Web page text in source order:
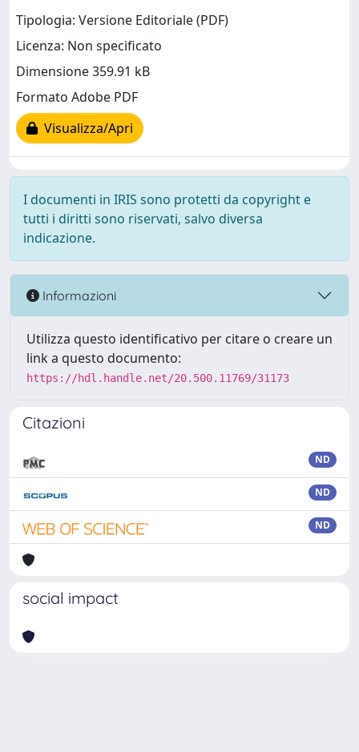
Tipologia: Versione Editoriale (PDF)
Licenza: Non specificato
Dimensione 359.91 kB
Formato Adobe PDF
Visualizza/Apri
I documenti in IRIS sono protetti da copyright e
tutti i diritti sono riservati, salvo diversa
indicazione.
Informazioni
Utilizza questo identificativo per citare o creare un
link a questo documento:
https://hdl.handle.net/20.500.11769/31173
Citazioni
ND
ND
ND
social impact